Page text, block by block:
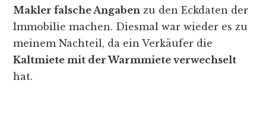
Makler falsche Angaben zu den Eckdaten der
Immobilie machen. Diesmal war wieder es zu
meinem Nachteil, da ein Verkäufer die
Kaltmiete mit der Warmmiete verwechselt
hat.